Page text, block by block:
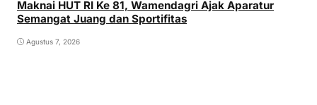
Maknai HUT RI Ke 81, Wamendagri Ajak Aparatur
Semangat Juang dan Sportifitas
Agustus 7, 2026